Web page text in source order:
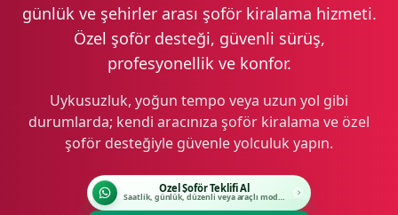
günlük ve şehirler arası şoför kiralama hizmeti.
Özel şoför desteği, güvenli sürüş,
profesyonellik ve konfor.
Uykusuzluk, yoğun tempo veya uzun yol gibi
durumlarda; kendi aracınıza şoför kiralama ve özel
şoför desteğiyle güvenle yolculuk yapın.
Özel Şoför Teklifi Al
Saatlik, günlük, düzenli veya araçlı modeli seçin.